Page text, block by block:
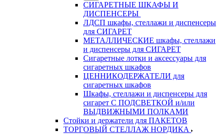
СИГАРЕТНЫЕ ШКАФЫ И
ДИСПЕНСЕРЫ
ЛДСП шкафы, стеллажи и диспенсеры
для СИГАРЕТ
МЕТАЛЛИЧЕСКИЕ шкафы, стеллажи
и диспенсеры для СИГАРЕТ
Сигаретные лотки и аксессуары для
сигаретных шкафов
ЦЕННИКОДЕРЖАТЕЛИ для
сигаретных шкафов
Шкафы, стеллажи и диспенсеры для
сигарет С ПОДСВЕТКОЙ и/или
ВЫДВИЖНЫМИ ПОЛКАМИ
Стойки и держатели для ПАКЕТОВ
ТОРГОВЫЙ СТЕЛЛАЖ НОРДИКА